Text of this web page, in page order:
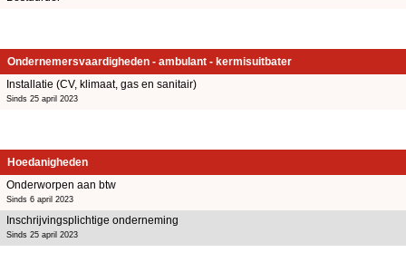
Ondernemersvaardigheden - ambulant - kermisuitbater
Installatie (CV, klimaat, gas en sanitair)
Sinds 25 april 2023
Hoedanigheden
Onderworpen aan btw
Sinds 6 april 2023
Inschrijvingsplichtige onderneming
Sinds 25 april 2023